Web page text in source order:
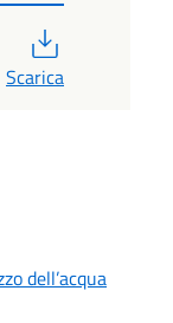
Scarica
dell’acqua